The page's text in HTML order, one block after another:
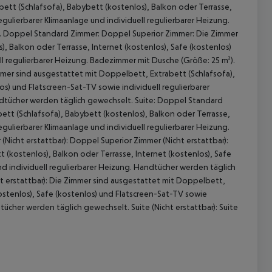
(Schlafsofa), Babybett (kostenlos), Balkon oder Terrasse,
Klimaanlage und individuell regulierbarer Heizung.
Standard Zimmer: Doppel Superior Zimmer: Die Zimmer
oder Terrasse, Internet (kostenlos), Safe (kostenlos)
Heizung. Badezimmer mit Dusche (Größe: 25 m²).
sind ausgestattet mit Doppelbett, Extrabett (Schlafsofa),
und Flatscreen-Sat-TV sowie individuell regulierbarer
werden täglich gewechselt. Suite: Doppel Standard
(Schlafsofa), Babybett (kostenlos), Balkon oder Terrasse,
Klimaanlage und individuell regulierbarer Heizung.
erstattbar): Doppel Superior Zimmer (Nicht erstattbar):
Balkon oder Terrasse, Internet (kostenlos), Safe
individuell regulierbarer Heizung. Handtücher werden täglich
erstattbar): Die Zimmer sind ausgestattet mit Doppelbett,
Safe (kostenlos) und Flatscreen-Sat-TV sowie
werden täglich gewechselt. Suite (Nicht erstattbar): Suite